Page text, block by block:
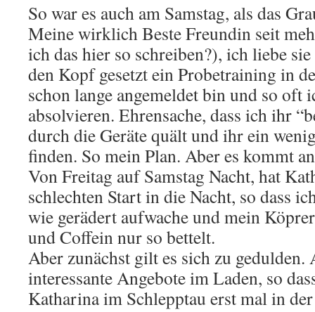
So war es auch am Samstag, als das
Meine wirklich Beste Freundin seit
ich das hier so schreiben?), ich liebe
den Kopf gesetzt ein Probetraining in
schon lange angemeldet bin und so oft
absolvieren. Ehrensache, dass ich ihr
durch die Geräte quält und ihr ein
finden. So mein Plan. Aber es kommt
Von Freitag auf Samstag Nacht, hat
schlechten Start in die Nacht, so dass
wie gerädert aufwache und mein
und Coffein nur so bettelt.
Aber zunächst gilt es sich zu
interessante Angebote im Laden, so
Katharina im Schlepptau erst mal in